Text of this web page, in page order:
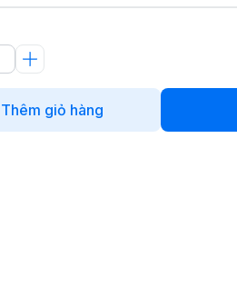
Thêm giỏ hàng